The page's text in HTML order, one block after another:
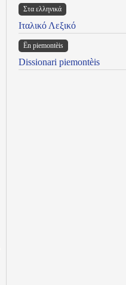
Στα ελληνικά
Ιταλικό Λεξικό
Ën piemontèis
Dissionari piemontèis